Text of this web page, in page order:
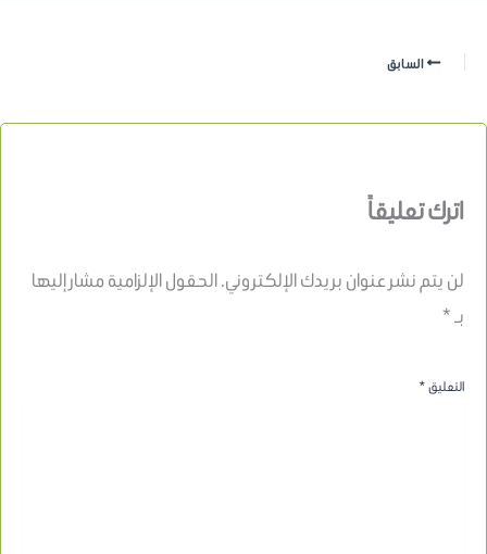
السابق
اترك تعليقاً
لن يتم نشر عنوان بريدك الإلكتروني.الحقول الإلزامية مشار إليها
بـ*
التعليق*